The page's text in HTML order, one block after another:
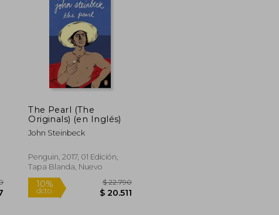
The Pearl (The
Originals) (en Inglés)
John Steinbeck
Penguin, 2017, 01 Edición,
Tapa Blanda, Nuevo